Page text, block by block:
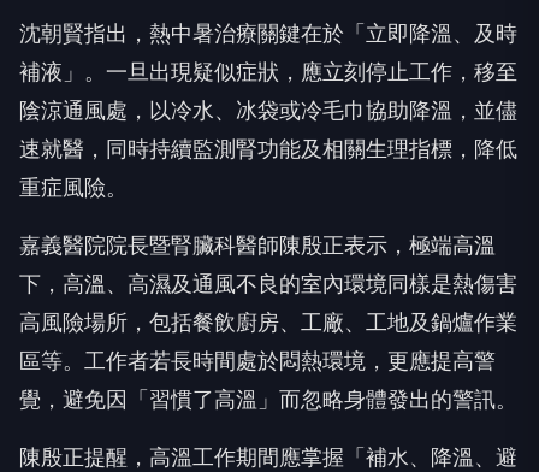
沈朝賢指出，熱中暑治療關鍵在於「立即降溫、及時
補液」。一旦出現疑似症狀，應立刻停止工作，移至
陰涼通風處，以冷水、冰袋或冷毛巾協助降溫，並儘
速就醫，同時持續監測腎功能及相關生理指標，降低
重症風險。
嘉義醫院院長暨腎臟科醫師陳殷正表示，極端高溫
下，高溫、高濕及通風不良的室內環境同樣是熱傷害
高風險場所，包括餐飲廚房、工廠、工地及鍋爐作業
區等。工作者若長時間處於悶熱環境，更應提高警
覺，避免因「習慣了高溫」而忽略身體發出的警訊。
陳殷正提醒，高溫工作期間應掌握「補水、降溫、避